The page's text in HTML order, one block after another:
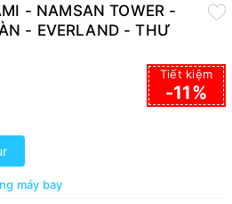
- NAMSAN TOWER -
- EVERLAND - THƯ
Tiết kiệm
-11%
máy bay